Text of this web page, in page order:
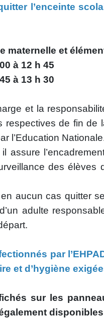
l’enceinte
maternelle et
à 12 h 45
à 13 h 30
et la
respectives de fin de
l’Education
assure
des élèves
aucun cas quitter
adulte
par
et d’hygiène
sur les